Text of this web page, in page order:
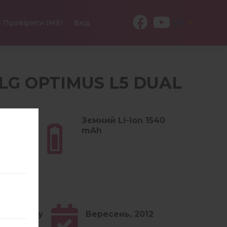
Провірити IMEI Вхід
OPTIMUS L5 DUAL
Зємний Li-Ion 1540
mAh
4.3 Jelly
Вересень, 2012